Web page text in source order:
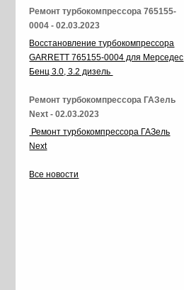
Ремонт турбокомпрессора 765155-
0004 - 02.03.2023
Восстановление турбокомпрессора
GARRETT 765155-0004 для Мерседес
Бенц 3.0, 3.2 дизель
Ремонт турбокомпрессора ГАЗель
Next - 02.03.2023
Ремонт турбокомпрессора ГАЗель
Next
Все новости